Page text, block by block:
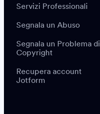
Servizi Professionali
Segnala un Abuso
Segnala un Problema di
Copyright
Recupera account
Jotform